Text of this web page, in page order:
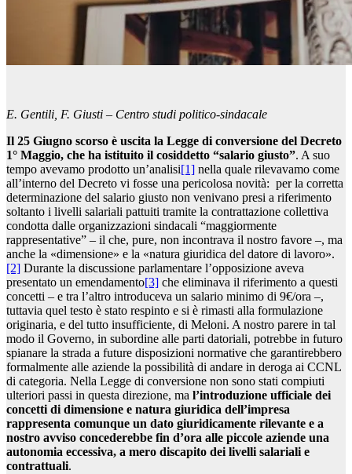
E. Gentili, F. Giusti – Centro studi politico-sindacale
Il 25 Giugno scorso è uscita la Legge di conversione del Decreto
1° Maggio, che ha istituito il cosiddetto “salario giusto”. A suo
tempo avevamo prodotto un’analisi[1] nella quale rilevavamo come
all’interno del Decreto vi fosse una pericolosa novità: per la corretta
determinazione del salario giusto non venivano presi a riferimento
soltanto i livelli salariali pattuiti tramite la contrattazione collettiva
condotta dalle organizzazioni sindacali “maggiormente
rappresentative” – il che, pure, non incontrava il nostro favore –, ma
anche la «dimensione» e la «natura giuridica del datore di lavoro».
[2] Durante la discussione parlamentare l’opposizione aveva
presentato un emendamento[3] che eliminava il riferimento a questi
concetti – e tra l’altro introduceva un salario minimo di 9€/ora –,
tuttavia quel testo è stato respinto e si è rimasti alla formulazione
originaria, e del tutto insufficiente, di Meloni. A nostro parere in tal
modo il Governo, in subordine alle parti datoriali, potrebbe in futuro
spianare la strada a future disposizioni normative che garantirebbero
formalmente alle aziende la possibilità di andare in deroga ai CCNL
di categoria. Nella Legge di conversione non sono stati compiuti
ulteriori passi in questa direzione, ma l’introduzione ufficiale dei
concetti di dimensione e natura giuridica dell’impresa
rappresenta comunque un dato giuridicamente rilevante e a
nostro avviso concederebbe fin d’ora alle piccole aziende una
autonomia eccessiva, a mero discapito dei livelli salariali e
contrattuali.